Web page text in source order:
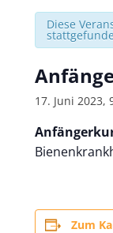
Diese
17. Juni 2023,
Zum